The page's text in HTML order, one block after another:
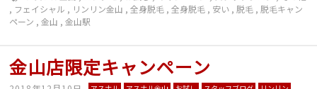
, フェイシャル , リンリン金山 ,全身脱毛 ,全身脱毛 , 安い ,脱毛 ,脱毛キャン
ペーン ,金山 ,金山駅
金山店限定キャンペーン